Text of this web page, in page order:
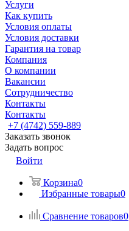
Услуги
Как купить
Условия оплаты
Условия доставки
Гарантия на товар
Компания
О компании
Вакансии
Сотрудничество
Контакты
Контакты
+7 (4742) 559-889
Заказать звонок
Задать вопрос
Войти
Корзина0
Избранные товары0
Сравнение товаров0